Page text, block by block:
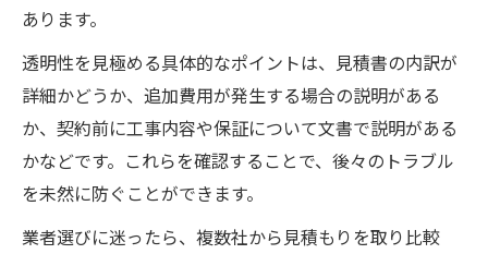
あります。
透明性を見極める具体的なポイントは、見積書の内訳が
詳細かどうか、追加費用が発生する場合の説明がある
か、契約前に工事内容や保証について文書で説明がある
かなどです。これらを確認することで、後々のトラブル
を未然に防ぐことができます。
業者選びに迷ったら、複数社から見積もりを取り比較